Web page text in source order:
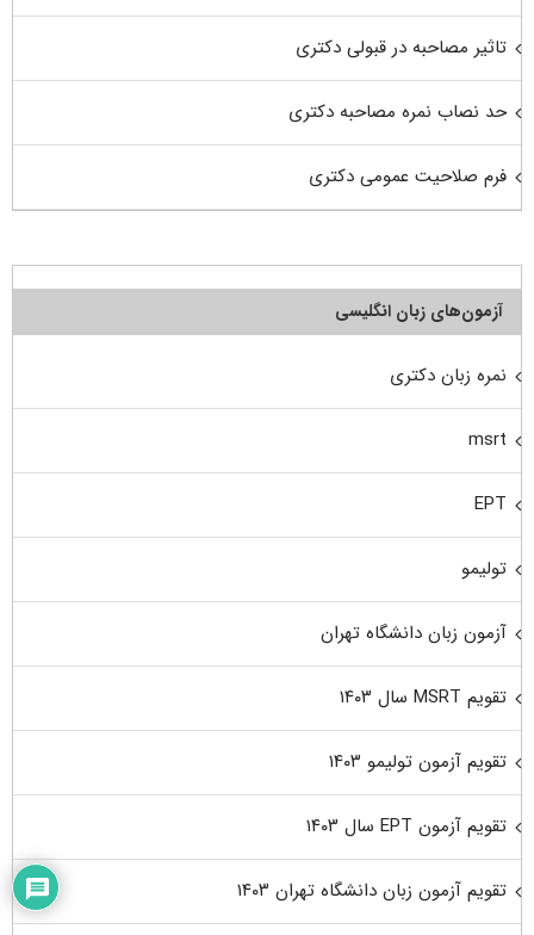
تاثیر مصاحبه در قبولی دکتری
حد نصاب نمره مصاحبه دکتری
فرم صلاحیت عمومی دکتری
آزمون‌های زبان انگلیسی
نمره زبان دکتری
msrt
EPT
تولیمو
آزمون زبان دانشگاه تهران
تقویم MSRT سال ۱۴۰۳
تقویم آزمون تولیمو ۱۴۰۳
تقویم آزمون EPT سال ۱۴۰۳
تقویم آزمون زبان دانشگاه تهران ۱۴۰۳